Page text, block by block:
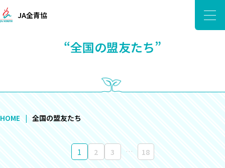
JA全青協
“全国の盟友たち”
HOME 全国の盟友たち
1 2 3 … 18